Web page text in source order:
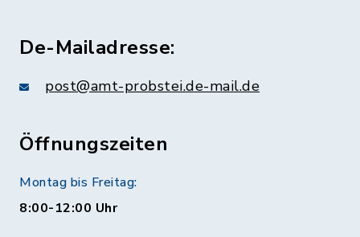
De-Mailadresse:
post@amt-probstei.de-mail.de
Öffnungszeiten
Montag bis Freitag:
8:00-12:00 Uhr